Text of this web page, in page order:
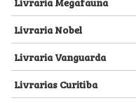
Livraria Nobel
Livraria Vanguarda
Livrarias Curitiba